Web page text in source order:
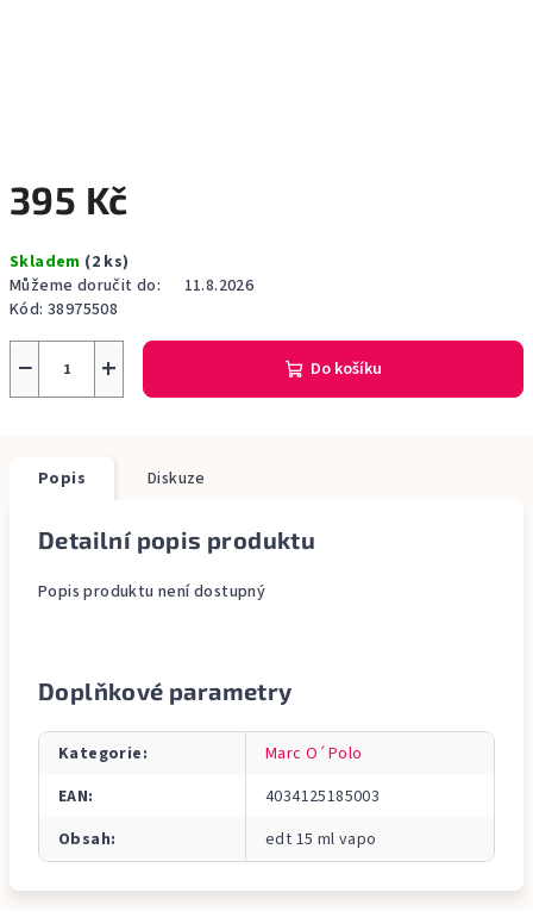
395 Kč
cena:
Skladem (2 ks)
Můžeme doručit do:
11.8.2026
Kód: 38975508
+
− Do košíku
Popis Diskuze
Detailní popis produktu
Popis produktu není dostupný
Doplňkové parametry
Kategorie:
Marc O´Polo
EAN:
4034125185003
Obsah: edt 15 ml vapo